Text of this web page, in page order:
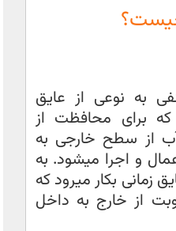
به نوعی از عایق
برای محافظت از
آب از سطح خارجی به
و اجرا میشود. به
زمانی بکار میرود که
از خارج به داخل